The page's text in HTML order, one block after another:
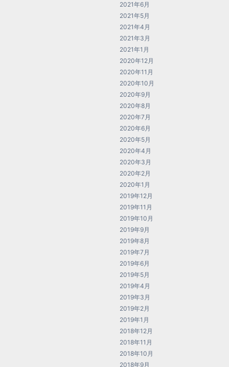
2021年6月
2021年5月
2021年4月
2021年3月
2021年1月
2020年12月
2020年11月
2020年10月
2020年9月
2020年8月
2020年7月
2020年6月
2020年5月
2020年4月
2020年3月
2020年2月
2020年1月
2019年12月
2019年11月
2019年10月
2019年9月
2019年8月
2019年7月
2019年6月
2019年5月
2019年4月
2019年3月
2019年2月
2019年1月
2018年12月
2018年11月
2018年10月
2018年9月